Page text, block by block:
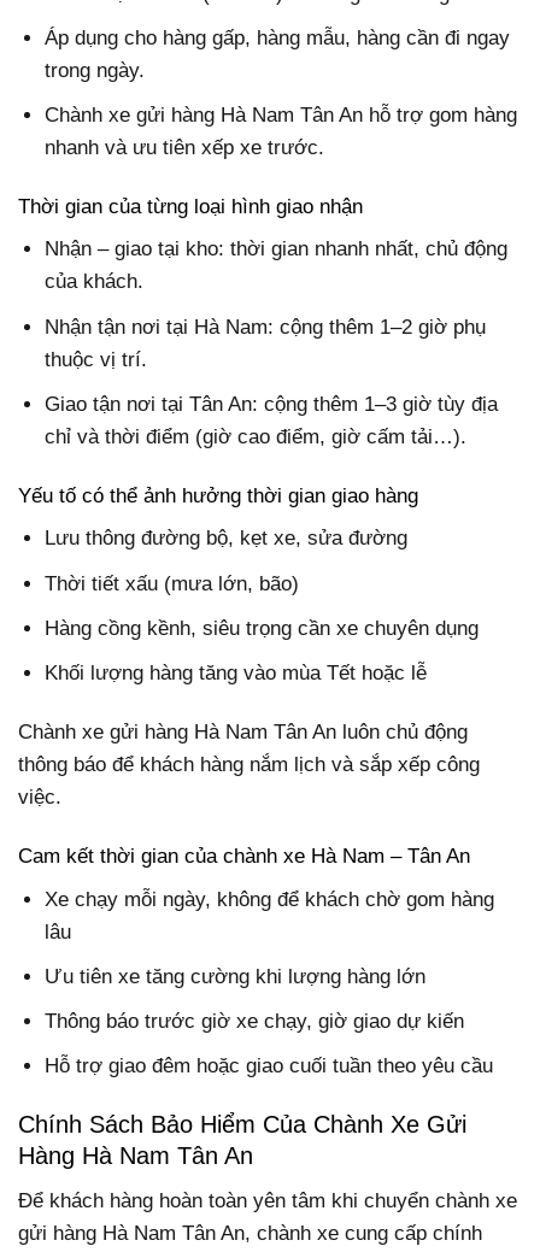
Áp dụng cho hàng gấp, hàng mẫu, hàng cần đi ngay
trong ngày.
Chành xe gửi hàng Hà Nam Tân An hỗ trợ gom hàng
nhanh và ưu tiên xếp xe trước.
Thời gian của từng loại hình giao nhận
Nhận – giao tại kho: thời gian nhanh nhất, chủ động
của khách.
Nhận tận nơi tại Hà Nam: cộng thêm 1–2 giờ phụ
thuộc vị trí.
Giao tận nơi tại Tân An: cộng thêm 1–3 giờ tùy địa
chỉ và thời điểm (giờ cao điểm, giờ cấm tải…).
Yếu tố có thể ảnh hưởng thời gian giao hàng
Lưu thông đường bộ, kẹt xe, sửa đường
Thời tiết xấu (mưa lớn, bão)
Hàng cồng kềnh, siêu trọng cần xe chuyên dụng
Khối lượng hàng tăng vào mùa Tết hoặc lễ
Chành xe gửi hàng Hà Nam Tân An luôn chủ động
thông báo để khách hàng nắm lịch và sắp xếp công
việc.
Cam kết thời gian của chành xe Hà Nam – Tân An
Xe chạy mỗi ngày, không để khách chờ gom hàng
lâu
Ưu tiên xe tăng cường khi lượng hàng lớn
Thông báo trước giờ xe chạy, giờ giao dự kiến
Hỗ trợ giao đêm hoặc giao cuối tuần theo yêu cầu
Chính Sách Bảo Hiểm Của Chành Xe Gửi
Hàng Hà Nam Tân An
Để khách hàng hoàn toàn yên tâm khi chuyển chành xe
gửi hàng Hà Nam Tân An, chành xe cung cấp chính